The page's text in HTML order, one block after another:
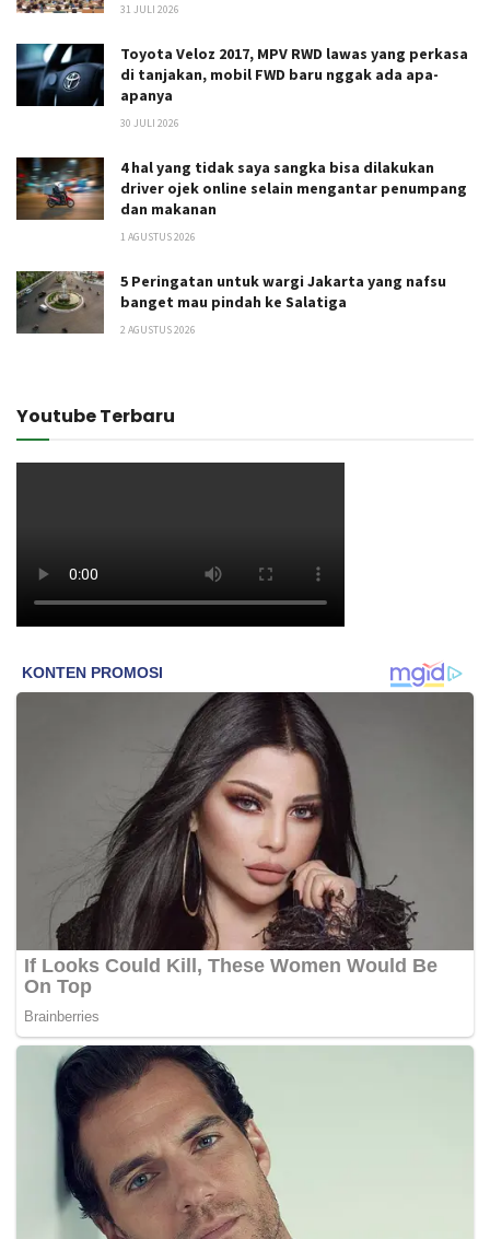
31 JULI 2026
Toyota Veloz 2017, MPV RWD lawas yang perkasa
di tanjakan, mobil FWD baru nggak ada apa-
apanya
30 JULI 2026
4 hal yang tidak saya sangka bisa dilakukan
driver ojek online selain mengantar penumpang
dan makanan
1 AGUSTUS 2026
5 Peringatan untuk wargi Jakarta yang nafsu
banget mau pindah ke Salatiga
2 AGUSTUS 2026
Youtube Terbaru